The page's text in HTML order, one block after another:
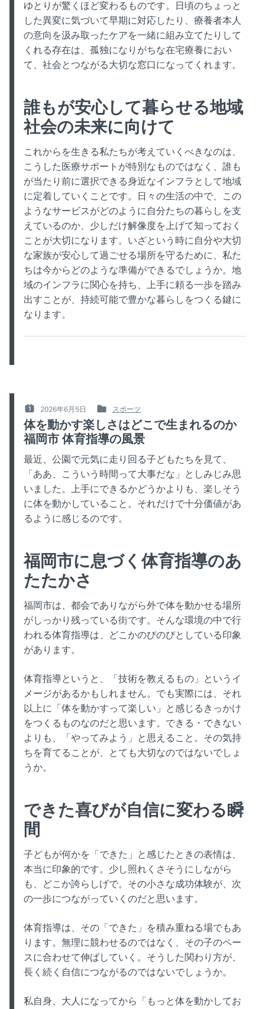
ゆとりが驚くほど変わるものです。日頃のちょっと
した異変に気づいて早期に対応したり、療養者本人
の意向を汲み取ったケアを一緒に組み立てたりして
くれる存在は、孤独になりがちな在宅療養におい
て、社会とつながる大切な窓口になってくれます。
誰もが安心して暮らせる地域
社会の未来に向けて
これからを生きる私たちが考えていくべきなのは、
こうした医療サポートが特別なものではなく、誰も
が当たり前に選択できる身近なインフラとして地域
に定着していくことです。日々の生活の中で、この
ようなサービスがどのように自分たちの暮らしを支
えているのか、少しだけ解像度を上げて知っておく
ことが大切になります。いざという時に自分や大切
な家族が安心して過ごせる場所を守るために、私た
ちは今からどのような準備ができるでしょうか。地
域のインフラに関心を持ち、上手に頼る一歩を踏み
出すことが、持続可能で豊かな暮らしをつくる鍵に
なります。
POSTED
ON
:
2026年6月5日
POSTED
IN
:
スポーツ
体を動かす楽しさはどこで生まれるのか
福岡市 体育指導の風景
最近、公園で元気に走り回る子どもたちを見て、
「ああ、こういう時間って大事だな」としみじみ思
いました。上手にできるかどうかよりも、楽しそう
に体を動かしていること。それだけで十分価値があ
るように感じるのです。
福岡市に息づく体育指導のあ
たたかさ
福岡市は、都会でありながら外で体を動かせる場所
がしっかり残っている街です。そんな環境の中で行
われる体育指導は、どこかのびのびとしている印象
があります。
体育指導というと、「技術を教えるもの」というイ
メージがあるかもしれません。でも実際には、それ
以上に「体を動かすって楽しい」と感じるきっかけ
をつくるものなのだと思います。できる・できない
よりも、「やってみよう」と思えること。その気持
ちを育てることが、とても大切なのではないでしょ
うか。
できた喜びが自信に変わる瞬
間
子どもが何かを「できた」と感じたときの表情は、
本当に印象的です。少し照れくさそうにしながら
も、どこか誇らしげで。その小さな成功体験が、次
の一歩につながっていくのだと思います。
体育指導は、その「できた」を積み重ねる場でもあ
ります。無理に競わせるのではなく、その子のペー
スに合わせて伸ばしていく。そうした関わり方が、
長く続く自信につながるのではないでしょうか。
私自身、大人になってから「もっと体を動かしてお